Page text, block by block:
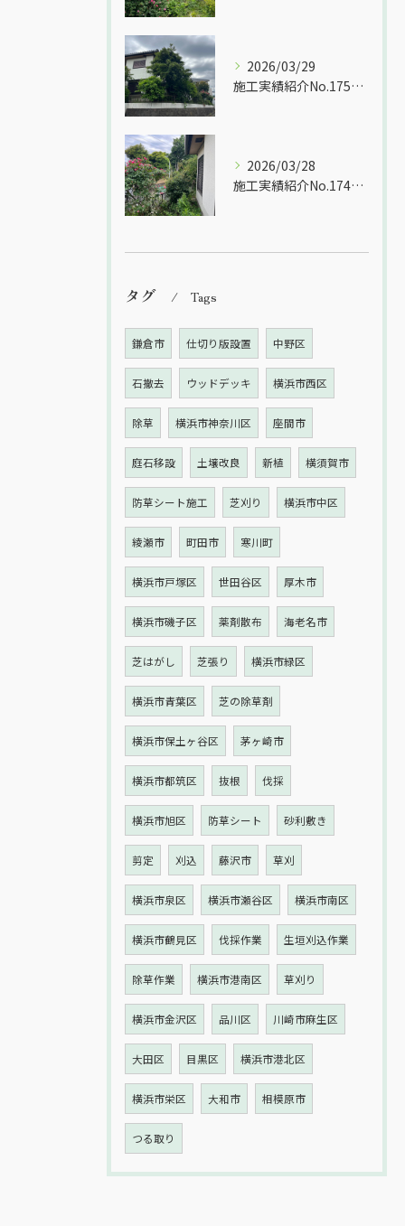
2026/03/29
施工実績紹介No.175【横浜市港南区日限山】空家の除草・樹木をすべて伐採作業｜放置リスクを解消し管理しやすい敷地へ
2026/03/28
施工実績紹介No.174【横浜市港南区日限山】空家の除草・樹木をすべて伐採作業｜放置リスクを解消し管理しやすい敷地へ
タグ Tags
鎌倉市 仕切り版設置 中野区
石撤去 ウッドデッキ 横浜市西区
除草 横浜市神奈川区 座間市
庭石移設 土壌改良 新植 横須賀市
防草シート施工 芝刈り 横浜市中区
綾瀬市 町田市 寒川町
横浜市戸塚区 世田谷区 厚木市
横浜市磯子区 薬剤散布 海老名市
芝はがし 芝張り 横浜市緑区
横浜市青葉区 芝の除草剤
横浜市保土ヶ谷区 茅ヶ崎市
横浜市都筑区 抜根 伐採
横浜市旭区 防草シート 砂利敷き
剪定 刈込 藤沢市 草刈
横浜市泉区 横浜市瀬谷区 横浜市南区
横浜市鶴見区 伐採作業 生垣刈込作業
除草作業 横浜市港南区 草刈り
横浜市金沢区 品川区 川崎市麻生区
大田区 目黒区 横浜市港北区
横浜市栄区 大和市 相模原市
つる取り